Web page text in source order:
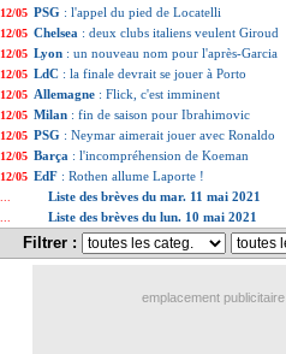
12/05 PSG : l'appel du pied de Locatelli
12/05 Chelsea : deux clubs italiens veulent Giroud
12/05 Lyon : un nouveau nom pour l'après-Garcia
12/05 LdC : la finale devrait se jouer à Porto
12/05 Allemagne : Flick, c'est imminent
12/05 Milan : fin de saison pour Ibrahimovic
12/05 PSG : Neymar aimerait jouer avec Ronaldo
12/05 Barça : l'incompréhension de Koeman
12/05 EdF : Rothen allume Laporte !
Liste des brèves du mar. 11 mai 2021
Liste des brèves du lun. 10 mai 2021
Filtrer :
emplacement publicitaire